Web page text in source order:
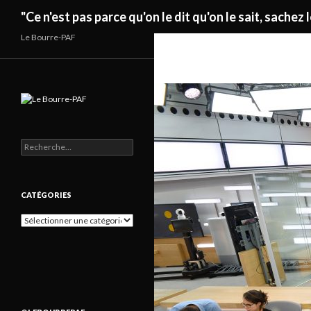
"Ce n'est pas parce qu'on le dit qu'on le sait, sachez
Le Bourre-PAF
Rechercher :
CATÉGORIES
Catégories